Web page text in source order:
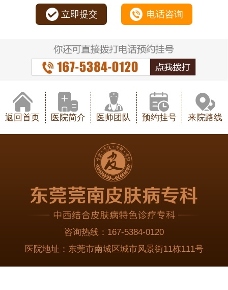
立即提交 电话咨询
返回首页 医院简介 医师团队 预约挂号 来院路线
咨询热线： 167-5384-0120
医院地址： 东莞市南城区城市风景街11栋111号